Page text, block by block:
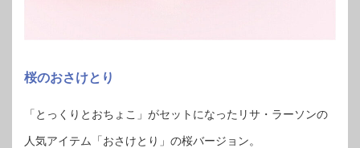
桜のおさけとり
「とっくりとおちょこ」がセットになったリサ・ラーソンの
人気アイテム「おさけとり」の桜バージョン。